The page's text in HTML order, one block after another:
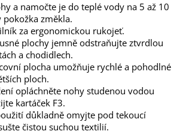
a namočte je do teplé vody na 5 až 10
změkla.
za ergonomickou rukojeť.
plochy jemně odstraňujte ztvrdlou
a chodidlech.
plocha umožňuje rychlé a pohodlné
ploch.
opláchněte nohy studenou vodou
kartáček F3.
důkladně omyjte pod tekoucí
čistou suchou textilií.